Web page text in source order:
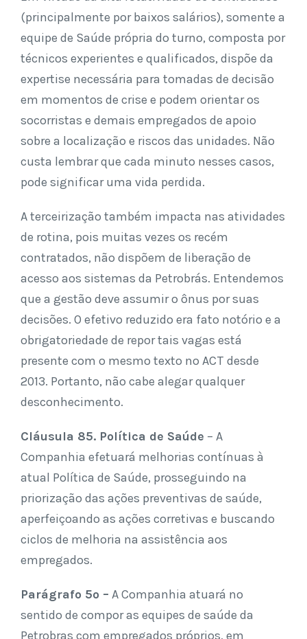
(principalmente por baixos salários), somente a
equipe de Saúde própria do turno, composta por
técnicos experientes e qualificados, dispõe da
expertise necessária para tomadas de decisão
em momentos de crise e podem orientar os
socorristas e demais empregados de apoio
sobre a localização e riscos das unidades. Não
custa lembrar que cada minuto nesses casos,
pode significar uma vida perdida.
A terceirização também impacta nas atividades
de rotina, pois muitas vezes os recém
contratados, não dispõem de liberação de
acesso aos sistemas da Petrobrás. Entendemos
que a gestão deve assumir o ônus por suas
decisões. O efetivo reduzido era fato notório e a
obrigatoriedade de repor tais vagas está
presente com o mesmo texto no ACT desde
2013. Portanto, não cabe alegar qualquer
desconhecimento.
Cláusula 85. Política de Saúde – A
Companhia efetuará melhorias contínuas à
atual Política de Saúde, prosseguindo na
priorização das ações preventivas de saúde,
aperfeiçoando as ações corretivas e buscando
ciclos de melhoria na assistência aos
empregados.
Parágrafo 5º – A Companhia atuará no
sentido de compor as equipes de saúde da
Petrobras com empregados próprios, em